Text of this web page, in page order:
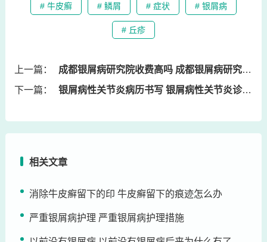
# 牛皮癣 # 鳞屑 # 症状 # 银屑病
# 丘疹
上一篇：
成都银屑病研究院收费高吗 成都银屑病研究院收费高吗知乎
下一篇：
银屑病性关节炎病历书写 银屑病性关节炎诊断依据
相关文章
消除牛皮癣留下的印 牛皮癣留下的痕迹怎么办
严重银屑病护理 严重银屑病护理措施